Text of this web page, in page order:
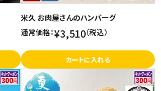
米久 お肉屋さんのハンバーグ
通常価格：¥3,510（税込）
カートに入れる